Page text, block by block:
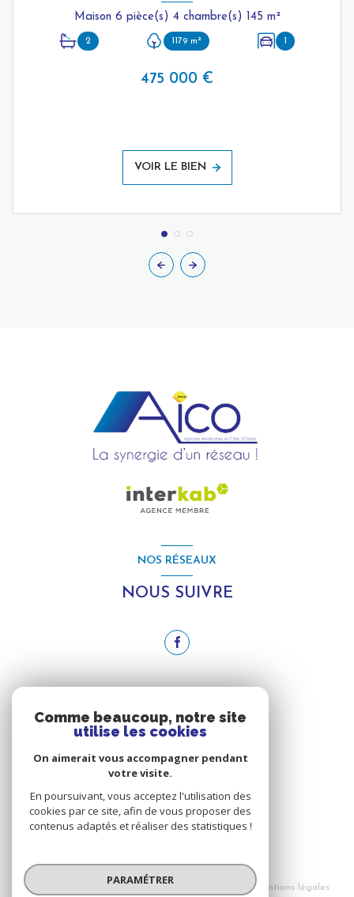
Maison 6 pièce(s) 4 chambre(s) 145 m²
2 1179 m² 1
475 000 €
VOIR LE BIEN
NOS RÉSEAUX
NOUS SUIVRE
NOUS ADHÉRONS
© 2026 | Tous droits réservés
Mentions légales
Comme beaucoup, notre site
utilise les cookies
On aimerait vous accompagner pendant
votre visite.
En poursuivant, vous acceptez l'utilisation des
cookies par ce site, afin de vous proposer des
contenus adaptés et réaliser des statistiques !
PARAMÉTRER